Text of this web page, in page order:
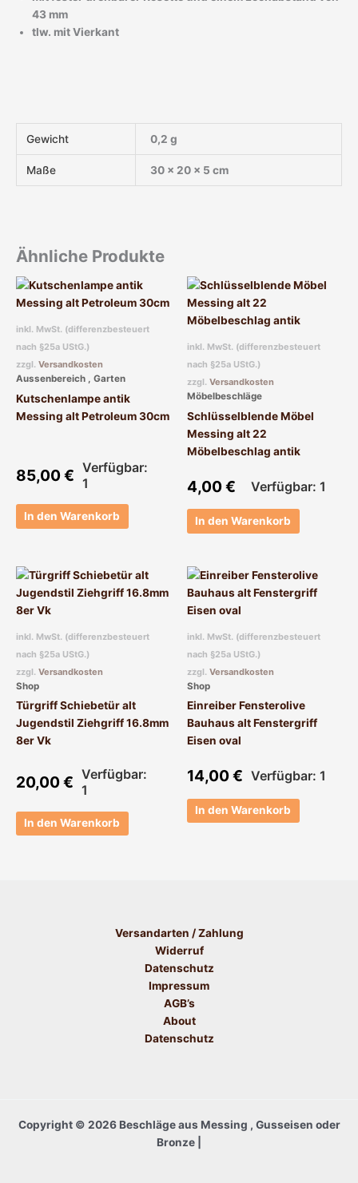
43 mm
tlw. mit Vierkant
Gewicht 0,2 g
Maße 30 × 20 × 5 cm
Ähnliche Produkte
inkl. MwSt. (differenzbesteuert
nach §25a UStG.)
zzgl. Versandkosten
Aussenbereich , Garten
Kutschenlampe antik
Messing alt Petroleum 30cm
85,00€ Verfügbar:
1
In den Warenkorb
inkl. MwSt. (differenzbesteuert
nach §25a UStG.)
zzgl. Versandkosten
Möbelbeschläge
Schlüsselblende Möbel
Messing alt 22
Möbelbeschlag antik
4,00€ Verfügbar: 1
In den Warenkorb
inkl. MwSt. (differenzbesteuert
nach §25a UStG.)
zzgl. Versandkosten
Shop
Türgriff Schiebetür alt
Jugendstil Ziehgriff 16.8mm
8er Vk
20,00€ Verfügbar:
1
In den Warenkorb
inkl. MwSt. (differenzbesteuert
nach §25a UStG.)
zzgl. Versandkosten
Shop
Einreiber Fensterolive
Bauhaus alt Fenstergriff
Eisen oval
14,00€ Verfügbar: 1
In den Warenkorb
Versandarten / Zahlung
Widerruf
Datenschutz
Impressum
AGB’s
About
Datenschutz
Copyright © 2026 Beschläge aus Messing , Gusseisen oder
Bronze |